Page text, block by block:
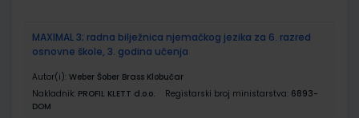
MAXIMAL 3; radna bilježnica njemačkog jezika za 6. razred
osnovne škole, 3. godina učenja
Autor(i): Weber Šober Brass Klobučar
Nakladnik: PROFIL KLETT d.o.o. Registarski broj ministarstva: 6893-
DOM